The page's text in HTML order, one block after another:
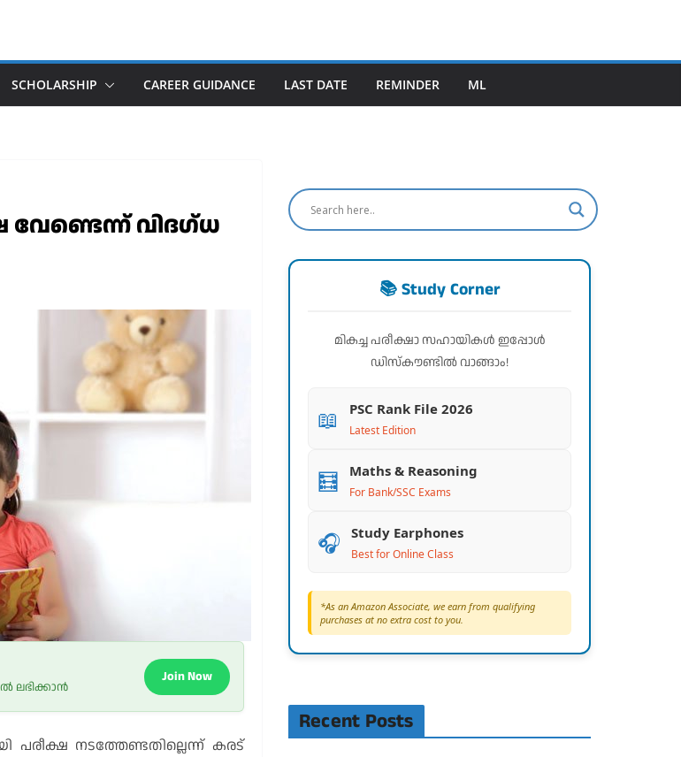
SCHOLARSHIP CAREER GUIDANCE LAST DATE REMINDER ML
വിദഗ്ധ
ലഭിക്കാൻ
Join Now
പരീക്ഷ നടത്തേണ്ടതില്ലെന്ന് കരട്
📚 Study Corner
മികച്ച പരീക്ഷാ സഹായികൾ ഇപ്പോൾ
ഡിസ്കൗണ്ടിൽ വാങ്ങാം!
📖 PSC Rank File 2026
Latest Edition
🧮 Maths & Reasoning
For Bank/SSC Exams
🎧 Study Earphones
Best for Online Class
*As an Amazon Associate, we earn from qualifying
purchases at no extra cost to you.
Recent Posts